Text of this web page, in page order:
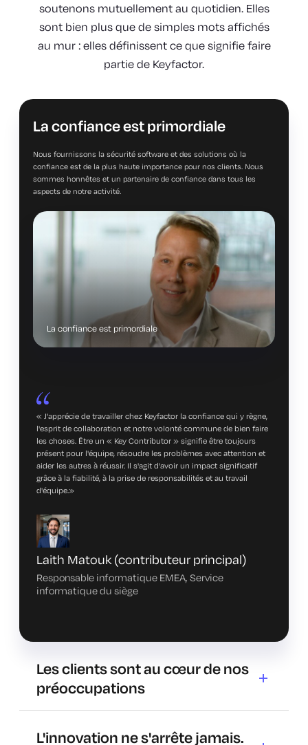
soutenons mutuellement au quotidien. Elles
sont bien plus que de simples mots affichés
au mur : elles définissent ce que signifie faire
partie de Keyfactor.
La confiance est primordiale
Nous fournissons la sécurité software et des solutions où la
confiance est de la plus haute importance pour nos clients. Nous
sommes honnêtes et un partenaire de confiance dans tous les
aspects de notre activité.
La confiance est primordiale
« J'apprécie de travailler chez Keyfactor la confiance qui y règne,
l'esprit de collaboration et notre volonté commune de bien faire
les choses. Être un « Key Contributor » signifie être toujours
présent pour l'équipe, résoudre les problèmes avec attention et
aider les autres à réussir. Il s'agit d'avoir un impact significatif
grâce à la fiabilité, à la prise de responsabilités et au travail
d'équipe.»
Laith Matouk (contributeur principal)
Responsable informatique EMEA, Service
informatique du siège
Les clients sont au cœur de nos
préoccupations
priorité aux intérêts de nos clients en matière de sécurité
L'innovation ne s'arrête jamais.